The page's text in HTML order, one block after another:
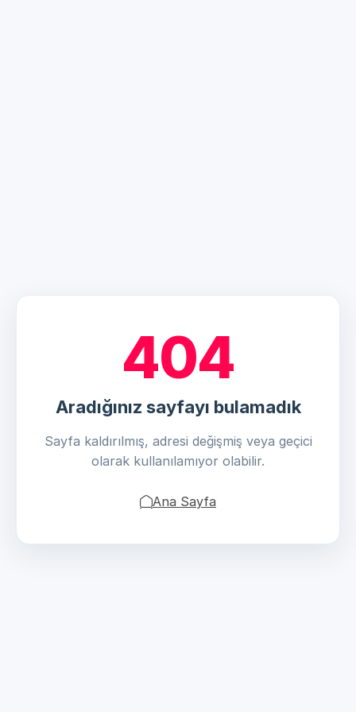
404
Aradığınız sayfayı bulamadık
Sayfa kaldırılmış, adresi değişmiş veya geçici
olarak kullanılamıyor olabilir.
Ana Sayfa